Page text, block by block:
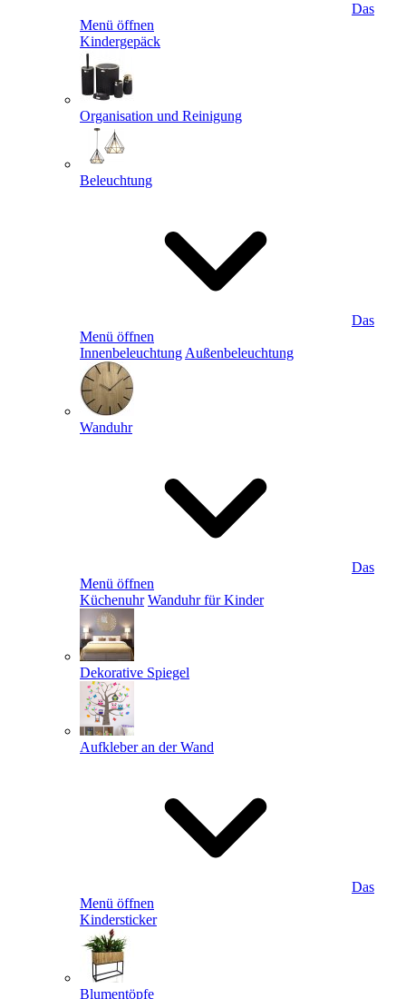
Das
Menü öffnen
Kindergepäck
Organisation und Reinigung
Beleuchtung
Das
Menü öffnen
Innenbeleuchtung Außenbeleuchtung
Wanduhr
Das
Menü öffnen
Küchenuhr Wanduhr für Kinder
Dekorative Spiegel
Aufkleber an der Wand
Das
Menü öffnen
Kindersticker
Blumentöpfe